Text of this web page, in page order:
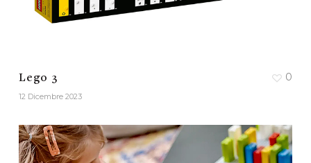
Lego 3
12 Dicembre 2023
0